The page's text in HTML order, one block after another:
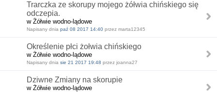
Trarczka ze skorupy mojego żółwia chińskiego się
odczepia.
w Żółwie wodno-lądowe
Napisany dnia paź 08 2017 14:40 przez marta12345
Określenie płci żołwia chińskiego
w Żółwie wodno-lądowe
Napisany dnia sie 21 2017 19:48 przez joanna27
Dziwne Zmiany na skorupie
w Żółwie wodno-lądowe